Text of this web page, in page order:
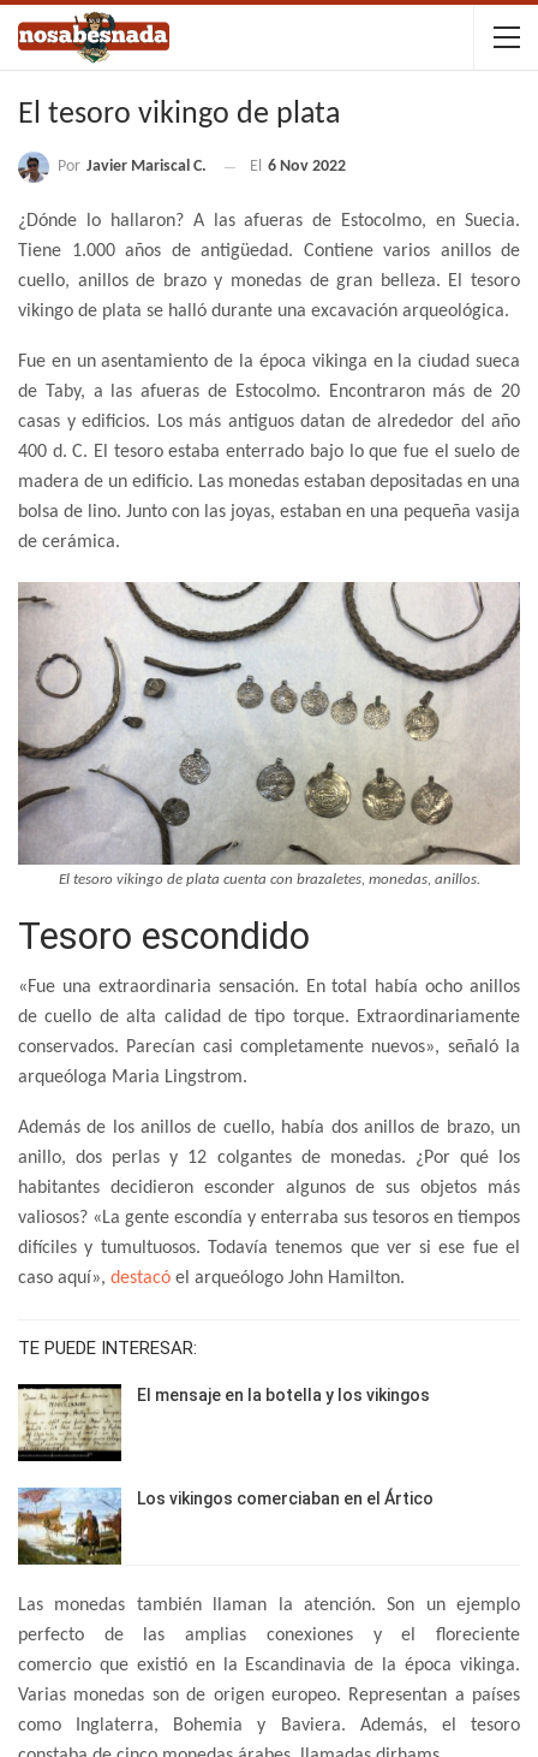
El tesoro vikingo de plata
Por Javier Mariscal C. El 6 Nov 2022
¿Dónde lo hallaron? A las afueras de Estocolmo, en Suecia.
Tiene 1.000 años de antigüedad. Contiene varios anillos de
cuello, anillos de brazo y monedas de gran belleza. El tesoro
vikingo de plata se halló durante una excavación arqueológica.
Fue en un asentamiento de la época vikinga en la ciudad sueca
de Taby, a las afueras de Estocolmo. Encontraron más de 20
casas y edificios. Los más antiguos datan de alrededor del año
400 d. C. El tesoro estaba enterrado bajo lo que fue el suelo de
madera de un edificio. Las monedas estaban depositadas en una
bolsa de lino. Junto con las joyas, estaban en una pequeña vasija
de cerámica.
El tesoro vikingo de plata cuenta con brazaletes, monedas, anillos.
Tesoro escondido
«Fue una extraordinaria sensación. En total había ocho anillos
de cuello de alta calidad de tipo torque. Extraordinariamente
conservados. Parecían casi completamente nuevos», señaló la
arqueóloga Maria Lingstrom.
Además de los anillos de cuello, había dos anillos de brazo, un
anillo, dos perlas y 12 colgantes de monedas. ¿Por qué los
habitantes decidieron esconder algunos de sus objetos más
valiosos? «La gente escondía y enterraba sus tesoros en tiempos
difíciles y tumultuosos. Todavía tenemos que ver si ese fue el
caso aquí», destacó el arqueólogo John Hamilton.
TE PUEDE INTERESAR:
El mensaje en la botella y los vikingos
Los vikingos comerciaban en el Ártico
Las monedas también llaman la atención. Son un ejemplo
perfecto de las amplias conexiones y el floreciente
comercio que existió en la Escandinavia de la época vikinga.
Varias monedas son de origen europeo. Representan a países
como Inglaterra, Bohemia y Baviera. Además, el tesoro